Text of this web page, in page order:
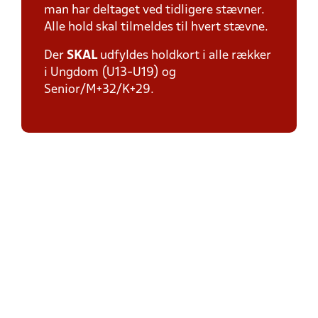
man har deltaget ved tidligere stævner.
Alle hold skal tilmeldes til hvert stævne.
Der SKAL udfyldes holdkort i alle rækker
i Ungdom (U13-U19) og
Senior/M+32/K+29.